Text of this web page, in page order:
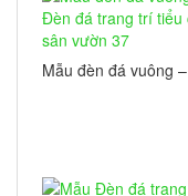
Mẫu đèn đá vuông –